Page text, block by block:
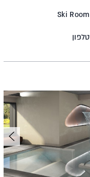
Ski Room
טלפון